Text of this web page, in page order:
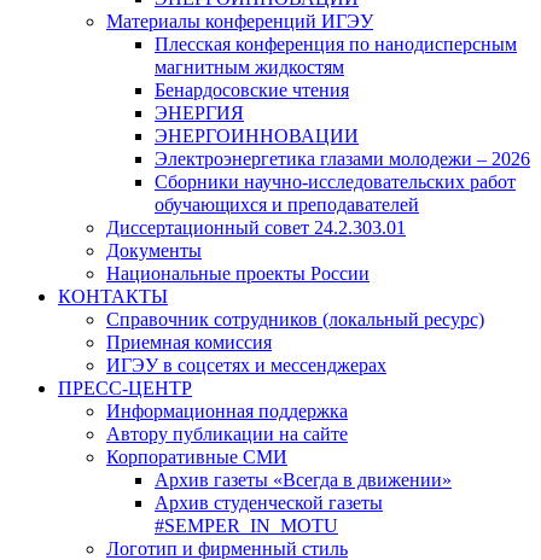
Материалы конференций ИГЭУ
Плесская конференция по нанодисперсным
магнитным жидкостям
Бенардосовские чтения
ЭНЕРГИЯ
ЭНЕРГОИННОВАЦИИ
Электроэнергетика глазами молодежи – 2026
Сборники научно-исследовательских работ
обучающихся и преподавателей
Диссертационный совет 24.2.303.01
Документы
Национальные проекты России
КОНТАКТЫ
Cправочник сотрудников (локальный ресурс)
Приемная комиссия
ИГЭУ в соцсетях и мессенджерах
ПРЕСС-ЦЕНТР
Информационная поддержка
Автору публикации на сайте
Корпоративные СМИ
Архив газеты «Всегда в движении»
Архив студенческой газеты
#SEMPER_IN_MOTU
Логотип и фирменный стиль